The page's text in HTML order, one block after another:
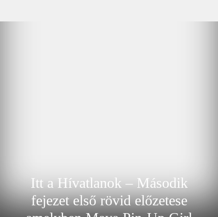
Itt a Hívatlanok – Második
fejezet első rövid előzetese